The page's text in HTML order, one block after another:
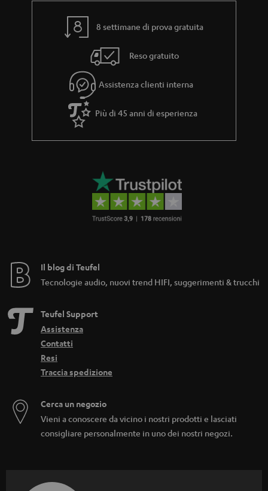
8 settimane di prova gratuita
Reso gratuito
Assistenza clienti interna
Più di 45 anni di esperienza
Il blog di Teufel
Tecnologie audio, nuovi trend HIFI, suggerimenti & trucchi
Teufel Support
Assistenza
Contatti
Resi
Traccia spedizione
Cerca un negozio
Vieni a conoscere da vicino i nostri prodotti e lasciati
consigliare personalmente in uno dei nostri negozi.